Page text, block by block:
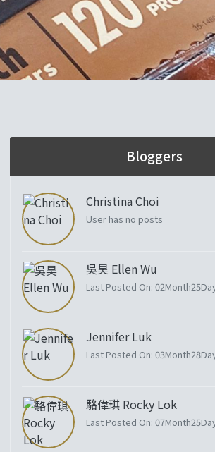
Bloggers
Christina Choi
User has no posts
吳昊 Ellen Wu
Last Posted On:
Jennifer Luk
Last Posted On:
駱偉琪 Rocky Lok
Last Posted On: